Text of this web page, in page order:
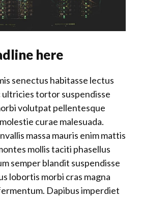
here
senectus habitasse lectus
ultricies tortor suspendisse
volutpat pellentesque
curae malesuada.
massa mauris enim mattis
mollis taciti phasellus
semper blandit suspendisse
lobortis morbi cras magna
Dapibus imperdiet